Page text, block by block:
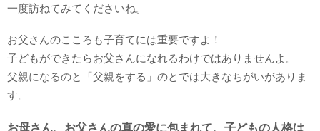
一度訪ねてみてくださいね。
お父さんのこころも子育てには重要ですよ！
子どもができたらお父さんになれるわけではありませんよ。
父親になるのと「父親をする」のとでは大きなちがいがありま
す。
お母さん、お父さんの真の愛に包まれて、子どもの人格は